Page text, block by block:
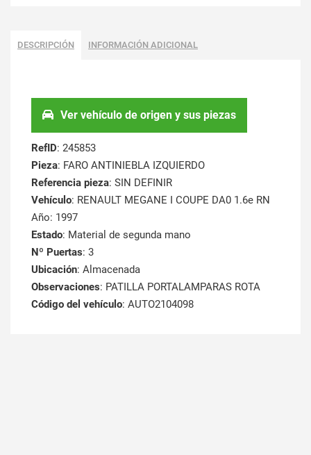
DESCRIPCIÓN INFORMACIÓN ADICIONAL
Ver vehículo de origen y sus piezas
RefID: 245853
Pieza: FARO ANTINIEBLA IZQUIERDO
Referencia pieza: SIN DEFINIR
Vehículo: RENAULT MEGANE I COUPE DA0 1.6e RN
Año: 1997
Estado: Material de segunda mano
Nº Puertas: 3
Ubicación: Almacenada
Observaciones: PATILLA PORTALAMPARAS ROTA
Código del vehículo: AUTO2104098